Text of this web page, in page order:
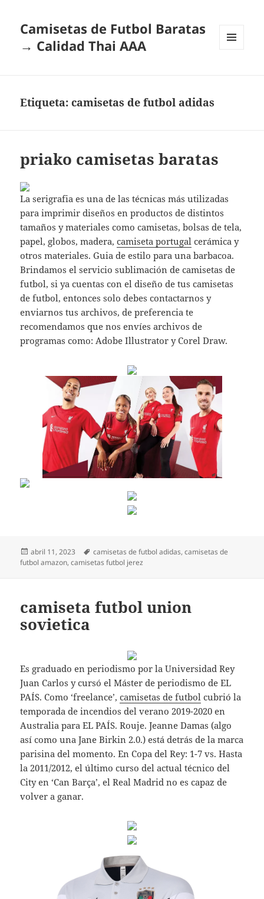
Camisetas de Futbol Baratas
→ Calidad Thai AAA
Etiqueta:camisetas de futbol adidas
priako camisetas baratas
La serigrafia es una de las técnicas más utilizadas
para imprimir diseños en productos de distintos
tamaños y materiales como camisetas, bolsas de tela,
papel, globos, madera,camiseta portugal cerámica y
otros materiales. Guia de estilo para una barbacoa.
Brindamos el servicio sublimación de camisetas de
futbol, si ya cuentas con el diseño de tus camisetas
de futbol, entonces solo debes contactarnos y
enviarnos tus archivos, de preferencia te
recomendamos que nos envíes archivos de
programas como: Adobe Illustrator y Corel Draw.
Publicado
el
abril 11, 2023 Etiquetas
camisetas de futbol adidas,camisetas de
futbol amazon,camisetas futbol jerez
camiseta futbol union
sovietica
Es graduado en periodismo por la Universidad Rey
Juan Carlos y cursó el Máster de periodismo de EL
PAÍS. Como ‘freelance’,camisetas de futbol cubrió la
temporada de incendios del verano 2019-2020 en
Australia para EL PAÍS. Rouje. Jeanne Damas (algo
así como una Jane Birkin 2.0.) está detrás de la marca
parisina del momento. En Copa del Rey: 1-7 vs. Hasta
la 2011/2012, el último curso del actual técnico del
City en ‘Can Barça’, el Real Madrid no es capaz de
volver a ganar.